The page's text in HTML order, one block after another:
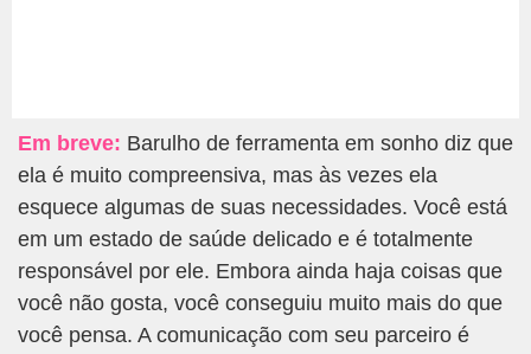
Em breve: Barulho de ferramenta em sonho diz que
ela é muito compreensiva, mas às vezes ela
esquece algumas de suas necessidades. Você está
em um estado de saúde delicado e é totalmente
responsável por ele. Embora ainda haja coisas que
você não gosta, você conseguiu muito mais do que
você pensa. A comunicação com seu parceiro é